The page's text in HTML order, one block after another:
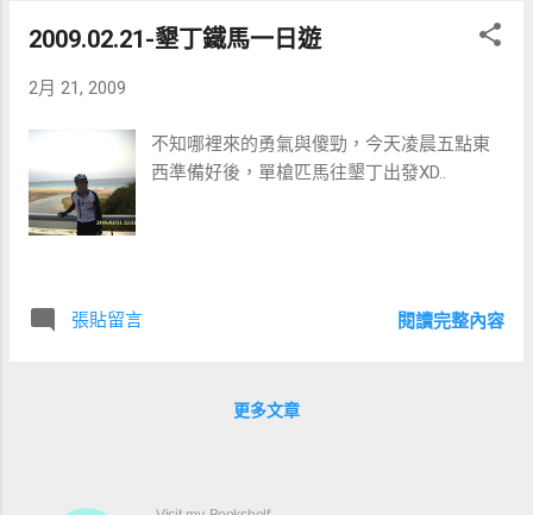
2009.02.21-墾丁鐵馬一日遊
2月 21, 2009
不知哪裡來的勇氣與傻勁，今天凌晨五點東
西準備好後，單槍匹馬往墾丁出發XD..
張貼留言 閱讀完整內容
更多文章